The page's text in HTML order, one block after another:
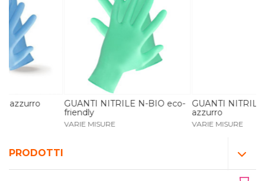
PRODOTTI
GUANTI NITRILE N-BIO eco-
GUANTI NITRILE SYNTHO